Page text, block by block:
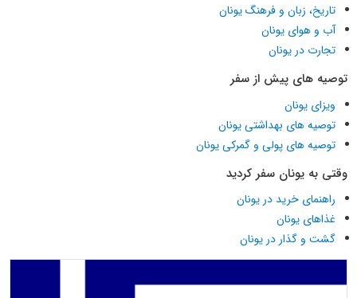
تاریخ، زبان و فرهنگ یونان
آب و هوای یونان
تجارت در یونان
توصیه های پیش از سفر
ویزای یونان
توصیه های بهداشتی یونان
توصیه های پولی و گمرکی یونان
وقتی به یونان سفر کردید
راهنمای خرید در یونان
غذاهای یونان
گشت و گذار در یونان